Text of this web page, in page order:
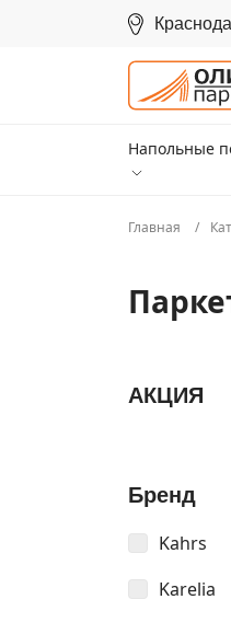
Напольные
Главная
АКЦИЯ
Бренд
Kahrs
Karelia